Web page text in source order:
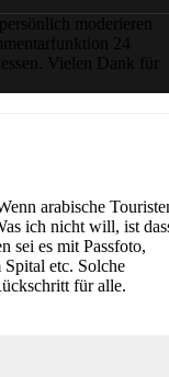
moderieren
24
Vielen Dank für
arabische
ich nicht will, ist
sei es mit Passfoto,
etc. Solche
für alle.